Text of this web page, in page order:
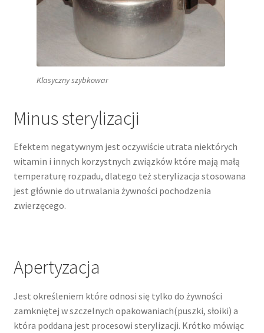
Klasyczny szybkowar
Minus sterylizacji
Efektem negatywnym jest oczywiście utrata niektórych
witamin i innych korzystnych związków które mają małą
temperaturę rozpadu, dlatego też sterylizacja stosowana
jest głównie do utrwalania żywności pochodzenia
zwierzęcego.
Apertyzacja
Jest określeniem które odnosi się tylko do żywności
zamkniętej w szczelnych opakowaniach(puszki, słoiki) a
która poddana jest procesowi sterylizacji. Krótko mówiąc